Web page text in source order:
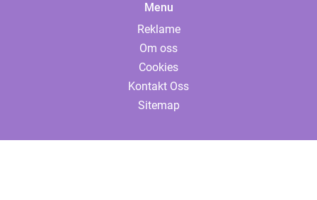
Menu
Reklame
Om oss
Cookies
Kontakt Oss
Sitemap